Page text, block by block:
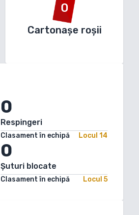
0
Cartonașe roșii
0
Respingeri
Clasament în echipă Locul 14
0
Șuturi blocate
Clasament în echipă Locul 5